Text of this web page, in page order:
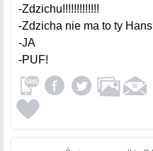
-Zdzichu!!!!!!!!!!!!!
-Zdzicha nie ma to ty
-JA
-PUF!